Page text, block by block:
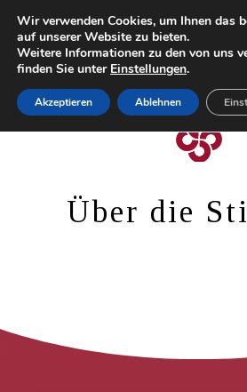
HOME
DIE STIFTUNG
DEUTSCHER KULTURPREIS
KONTAKTÜber die
Wir verwenden Cookies, um Ihnen das
auf unserer Website zu bieten.
Weitere Informationen zu den von uns
finden Sie unter Einstellungen.
Akzeptieren Ablehnen